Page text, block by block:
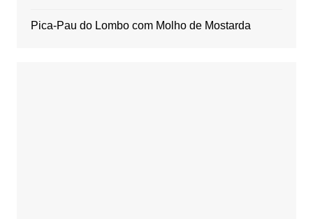
Pica-Pau do Lombo com Molho de Mostarda